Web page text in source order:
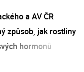
a AV ČR
způsob, jak rostliny
hormonů